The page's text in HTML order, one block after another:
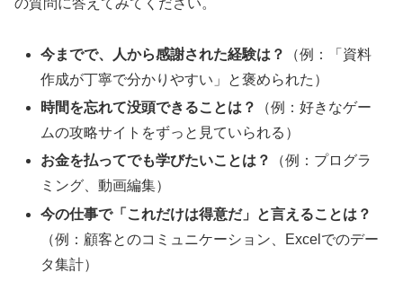
の質問に答えてみてください。
今までで、人から感謝された経験は？
（例：「資料
作成が丁寧で分かりやすい」と褒められた）
時間を忘れて没頭できることは？
（例：好きなゲー
ムの攻略サイトをずっと見ていられる）
お金を払ってでも学びたいことは？
（例：プログラ
ミング、動画編集）
今の仕事で「これだけは得意だ」と言えることは？
（例：顧客とのコミュニケーション、Excelでのデー
タ集計）